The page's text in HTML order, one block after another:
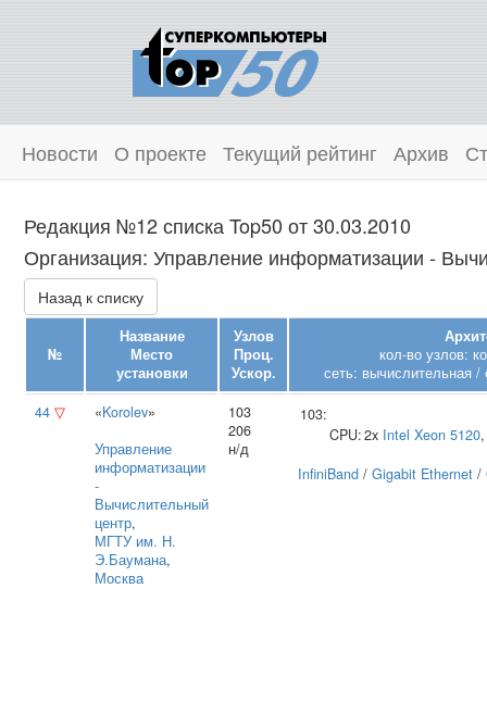
Новости О проекте Текущий рейтинг Архив
Редакция №12 списка Top50 от 30.03.2010
Организация: Управление информатизации ‑
Назад к списку
№
Название
Место
установки
Узлов
Проц.
Ускор.
кол-во узлов:
сеть: вычислительная /
44 ▽ «Korolev»
Управление
информатизации
‑
Вычислительный
центр,
МГТУ им. Н.
Э.Баумана,
Москва
103
206
н/д
103:
CPU:2x Intel Xeon 5120
InfiniBand / Gigabit Ethernet /